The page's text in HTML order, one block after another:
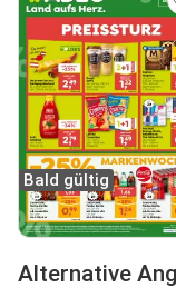
Bald gültig
Alternative